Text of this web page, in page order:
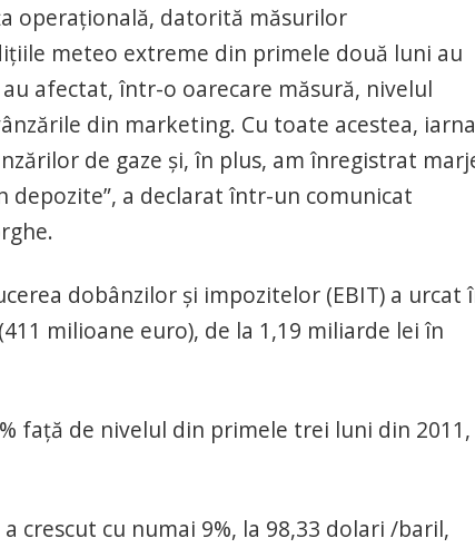
operaţională, datorită măsurilor
meteo extreme din primele două luni au
afectat, într-o oarecare măsură, nivelul
din marketing. Cu toate acestea, iarna
de gaze şi, în plus, am înregistrat
depozite”, a declarat într-un comunicat
dobânzilor şi impozitelor (EBIT) a urcat
milioane euro), de la 1,19 miliarde lei în
faţă de nivelul din primele trei luni din 2011,
crescut cu numai 9%, la 98,33 dolari /baril,